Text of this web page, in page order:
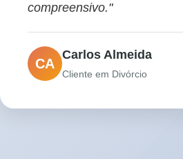
compreensivo."
CA
Carlos Almeida
Cliente em Divórcio